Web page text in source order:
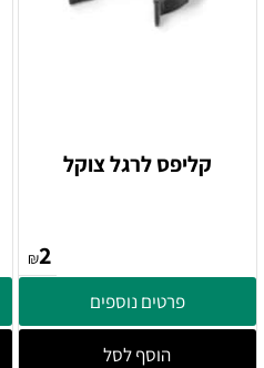
קליפס לרגל צוקל
₪2
פרטים נוספים
הוסף לסל